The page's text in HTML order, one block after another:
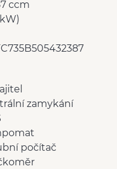
ccm
kW)
zamykání
počítač